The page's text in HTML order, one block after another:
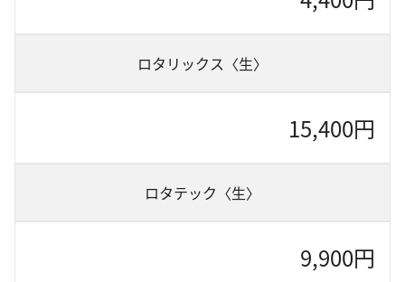
ロタリックス〈生〉
15,400円
ロタテック〈生〉
9,900円